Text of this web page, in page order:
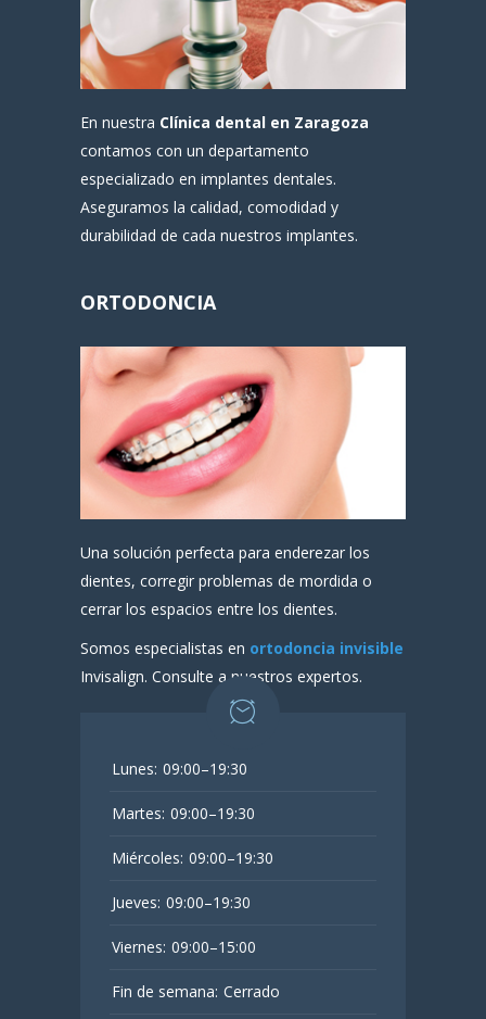
En nuestra Clínica dental en Zaragoza
contamos con un departamento
especializado en implantes dentales.
Aseguramos la calidad, comodidad y
durabilidad de cada nuestros implantes.
ORTODONCIA
Una solución perfecta para enderezar los
dientes, corregir problemas de mordida o
cerrar los espacios entre los dientes.
Somos especialistas en ortodoncia invisible
Invisalign. Consulte a nuestros expertos.
Lunes: 09:00–19:30
Martes: 09:00–19:30
Miércoles: 09:00–19:30
Jueves: 09:00–19:30
Viernes: 09:00–15:00
Fin de semana: Cerrado